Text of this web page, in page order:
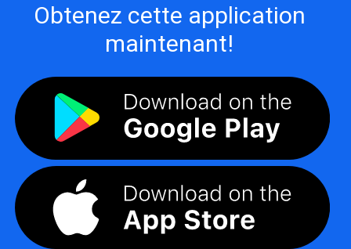
Obtenez cette application
maintenant!